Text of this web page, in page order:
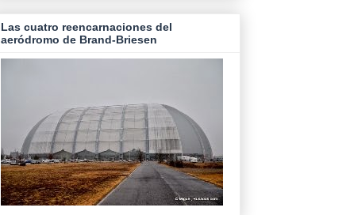
Las cuatro reencarnaciones del
aeródromo de Brand-Briesen